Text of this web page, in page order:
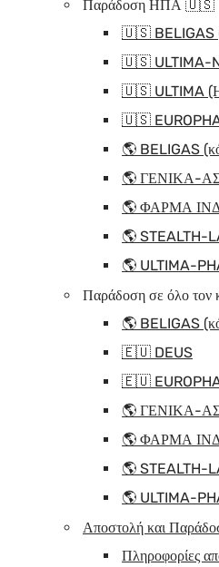
Παράδοση ΗΠΑ 🇺🇸
🇺🇸
🇺🇸 ULTIMA-
🇺🇸 ULTIMA
🇺🇸
🌎 BELIGAS
🌎 ΓΕΝΙΚΑ-
🌎 ΦΑΡΜΑ
🌎 STEALTH-
🌎 ULTIMA-
Παράδοση σε όλο τον
🌎 BELIGAS
🇪🇺 DEUS
🇪🇺
🌎 ΓΕΝΙΚΑ-
🌎 ΦΑΡΜΑ
🌎 STEALTH-
🌎 ULTIMA-
Αποστολή και
Πληροφορίες